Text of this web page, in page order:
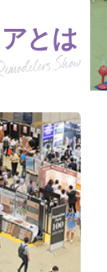
とは